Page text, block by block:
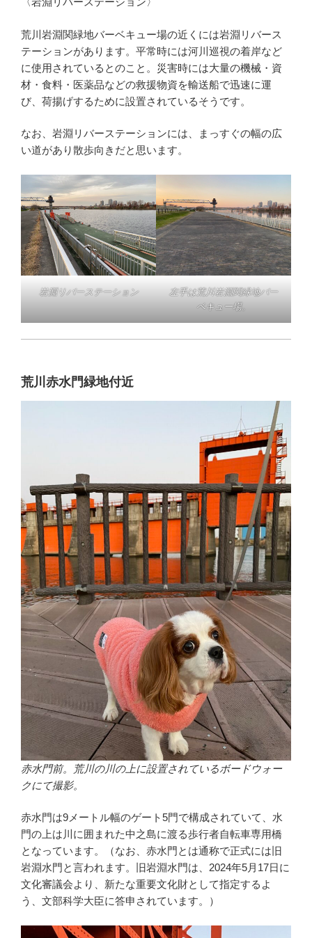
荒川岩淵関緑地バーベキュー場の近くには岩淵リバース
テーションがあります。平常時には河川巡視の着岸など
に使用されているとのこと。災害時には大量の機械・資
材・食料・医薬品などの救援物資を輸送船で迅速に運
び、荷揚げするために設置されているそうです。
なお、岩淵リバーステーションには、まっすぐの幅の広
い道があり散歩向きだと思います。
岩淵リバーステーション
左手は荒川岩淵関緑地バー
ベキュー場。
荒川赤水門緑地付近
赤水門前。荒川の川の上に設置されているボードウォー
クにて撮影。
赤水門は9メートル幅のゲート5門で構成されていて、水
門の上は川に囲まれた中之島に渡る歩行者自転車専用橋
となっています。（なお、赤水門とは通称で正式には旧
岩淵水門と言われます。旧岩淵水門は、2024年5月17日に
文化審議会より、新たな重要文化財として指定するよ
う、文部科学大臣に答申されています。）